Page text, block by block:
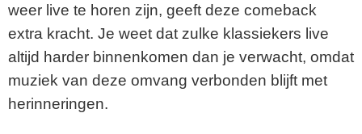
weer live te horen zijn, geeft deze comeback
extra kracht. Je weet dat zulke klassiekers live
altijd harder binnenkomen dan je verwacht, omdat
muziek van deze omvang verbonden blijft met
herinneringen.